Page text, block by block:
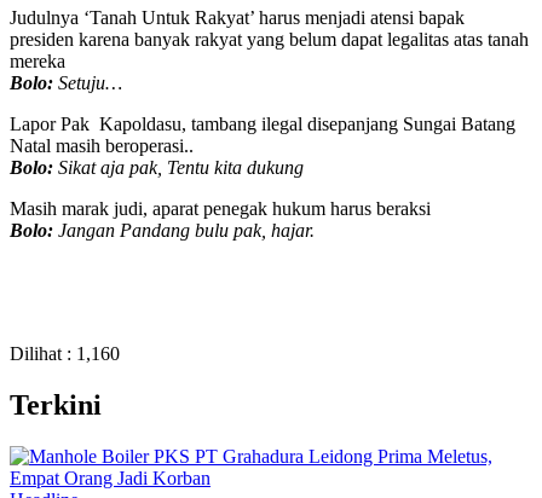
Judulnya ‘Tanah Untuk Rakyat’ harus menjadi atensi bapak
presiden karena banyak rakyat yang belum dapat legalitas atas tanah
mereka
Bolo: Setuju…
Lapor Pak Kapoldasu, tambang ilegal disepanjang Sungai Batang
Natal masih beroperasi..
Bolo: Sikat aja pak, Tentu kita dukung
Masih marak judi, aparat penegak hukum harus beraksi
Bolo: Jangan Pandang bulu pak, hajar.
Dilihat : 1,160
Terkini